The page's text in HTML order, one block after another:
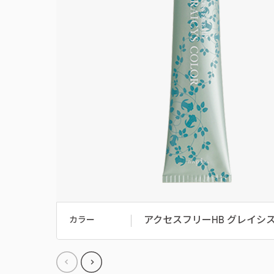
カラー アクセスフリーHB グレイシ